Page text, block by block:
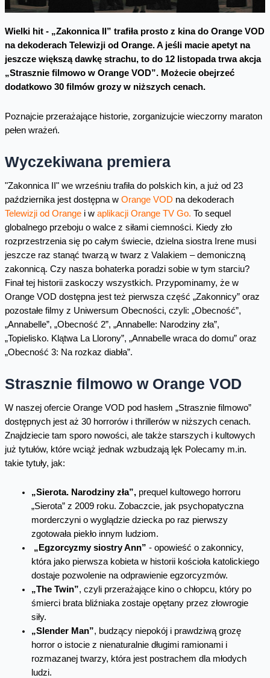
Wielki hit - „Zakonnica II” trafiła prosto z kina do Orange VOD
na dekoderach Telewizji od Orange. A jeśli macie apetyt na
jeszcze większą dawkę strachu, to do 12 listopada trwa akcja
„Strasznie filmowo w Orange VOD”. Możecie obejrzeć
dodatkowo 30 filmów grozy w niższych cenach.
Poznajcie przerażające historie, zorganizujcie wieczorny maraton
pełen wrażeń.
Wyczekiwana premiera
"Zakonnica II" we wrześniu trafiła do polskich kin, a już od 23
października jest dostępna w Orange VOD na dekoderach
Telewizji od Orange i w aplikacji Orange TV Go. To sequel
globalnego przeboju o walce z siłami ciemności. Kiedy zło
rozprzestrzenia się po całym świecie, dzielna siostra Irene musi
jeszcze raz stanąć twarzą w twarz z Valakiem – demoniczną
zakonnicą. Czy nasza bohaterka poradzi sobie w tym starciu?
Finał tej historii zaskoczy wszystkich. Przypominamy, że w
Orange VOD dostępna jest też pierwsza część „Zakonnicy” oraz
pozostałe filmy z Uniwersum Obecności, czyli: „Obecność”,
„Annabelle”, „Obecność 2”, „Annabelle: Narodziny zła”,
„Topielisko. Klątwa La Llorony”, „Annabelle wraca do domu” oraz
„Obecność 3: Na rozkaz diabła”.
Strasznie filmowo w Orange VOD
W naszej ofercie Orange VOD pod hasłem „Strasznie filmowo”
dostępnych jest aż 30 horrorów i thrillerów w niższych cenach.
Znajdziecie tam sporo nowości, ale także starszych i kultowych
już tytułów, które wciąż jednak wzbudzają lęk Polecamy m.in.
takie tytuły, jak:
„Sierota. Narodziny zła”,prequel kultowego horroru
„Sierota” z 2009 roku. Zobaczcie, jak psychopatyczna
morderczyni o wyglądzie dziecka po raz pierwszy
zgotowała piekło innym ludziom.
„Egzorcyzmy siostry Ann” - opowieść o zakonnicy,
która jako pierwsza kobieta w historii kościoła katolickiego
dostaje pozwolenie na odprawienie egzorcyzmów.
„The Twin”, czyli przerażające kino o chłopcu, który po
śmierci brata bliźniaka zostaje opętany przez złowrogie
siły.
„Slender Man”, budzący niepokój i prawdziwą grozę
horror o istocie z nienaturalnie długimi ramionami i
rozmazanej twarzy, która jest postrachem dla młodych
ludzi.